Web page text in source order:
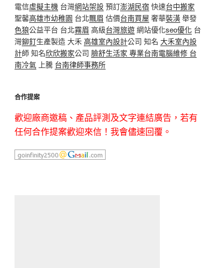
電信虛擬主機 台灣網站架設預訂澎湖民宿 快速台中搬家
聖馨高雄市幼稚園 台北飄眉 估價台南買屋 奢華裝潢舉發
色狼公益平台 台北霧眉 高級台灣旅遊網站優化seo優化 台
灣鉚釘生產製造 大禾高雄室內設計公司 知名 大禾室內設
計師 知名欣欣搬家公司 臉舒生活家 專業台南電腦維修 台
南冷氣 上騰 台南律師事務所
合作提案
歡迎廠商邀稿、產品評測及文字連結廣告，若有
任何合作提案歡迎來信！我會儘速回覆。